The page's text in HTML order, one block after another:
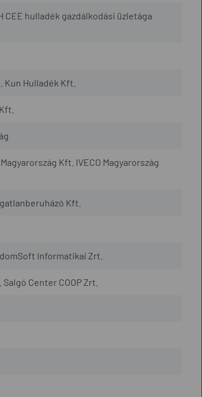
CEE hulladék gazdálkodási üzletága
Kun Hulladék Kft.
Kft. IVECO Magyarország
Kft.
Informatikai Zrt.
Center COOP Zrt.